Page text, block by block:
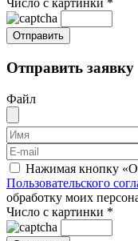
Число с картинки *
Отправить заявку
Файл
Нажимая кнопку
Пользовательского
обработку моих
Число с картинки *